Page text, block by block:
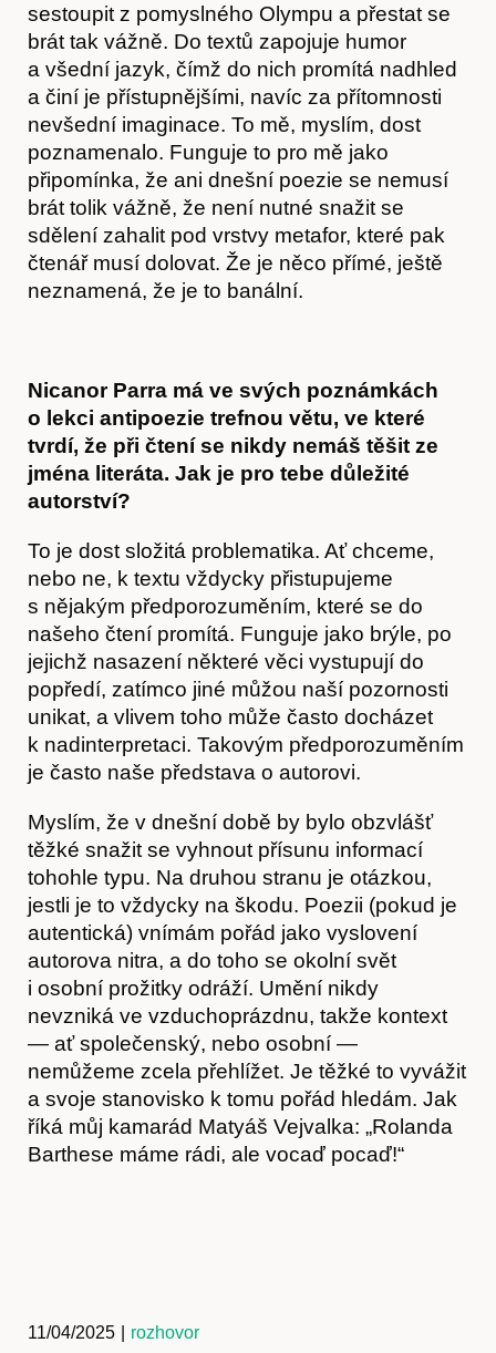
Předplatné
sestoupit z pomyslného Olympu a přestat se
brát tak vážně. Do textů zapojuje humor
a všední jazyk, čímž do nich promítá nadhled
a činí je přístupnějšími, navíc za přítomnosti
nevšední imaginace. To mě, myslím, dost
poznamenalo. Funguje to pro mě jako
připomínka, že ani dnešní poezie se nemusí
brát tolik vážně, že není nutné snažit se
sdělení zahalit pod vrstvy metafor, které pak
čtenář musí dolovat. Že je něco přímé, ještě
neznamená, že je to banální.
Nicanor Parra má ve svých poznámkách
o lekci antipoezie trefnou větu, ve které
tvrdí, že při čtení se nikdy nemáš těšit ze
jména literáta. Jak je pro tebe důležité
autorství?
To je dost složitá problematika. Ať chceme,
nebo ne, k textu vždycky přistupujeme
s nějakým předporozuměním, které se do
našeho čtení promítá. Funguje jako brýle, po
jejichž nasazení některé věci vystupují do
popředí, zatímco jiné můžou naší pozornosti
unikat, a vlivem toho může často docházet
k nadinterpretaci. Takovým předporozuměním
je často naše představa o autorovi.
Myslím, že v dnešní době by bylo obzvlášť
těžké snažit se vyhnout přísunu informací
tohohle typu. Na druhou stranu je otázkou,
jestli je to vždycky na škodu. Poezii (pokud je
autentická) vnímám pořád jako vyslovení
autorova nitra, a do toho se okolní svět
i osobní prožitky odráží. Umění nikdy
nevzniká ve vzduchoprázdnu, takže kontext
— ať společenský, nebo osobní —
nemůžeme zcela přehlížet. Je těžké to vyvážit
a svoje stanovisko k tomu pořád hledám. Jak
říká můj kamarád Matyáš Vejvalka: „Rolanda
Barthese máme rádi, ale vocaď pocaď!“
11/04/2025 rozhovor